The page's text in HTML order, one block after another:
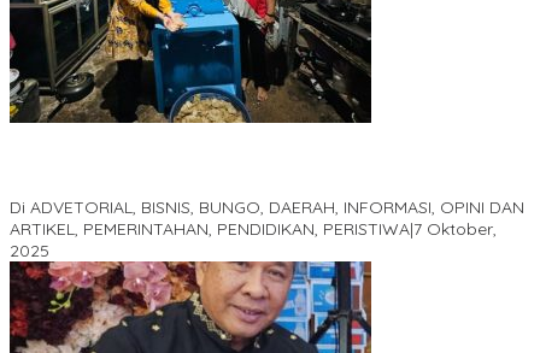
Di ADVETORIAL, BISNIS, BUNGO, DAERAH, INFORMASI, OPINI DAN
ARTIKEL, PEMERINTAHAN, PENDIDIKAN, PERISTIWA|7 Oktober,
2025